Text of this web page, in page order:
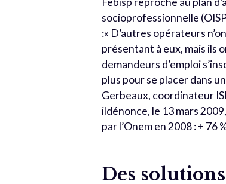
socioprofessionnelle
:« D’autres opérateurs
présentant à eux, mais ils
demandeurs d’emploi
plus pour se placer dans
Gerbeaux, coordinateur
ildénonce, le 13 mars
par l’Onem en 2008 : +
Des solutions